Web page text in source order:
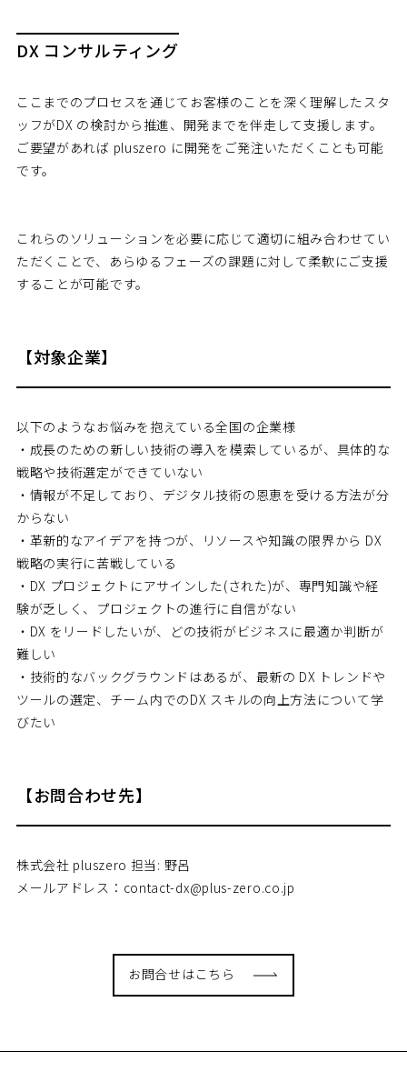
DX コンサルティング
ここまでのプロセスを通じてお客様のことを深く理解したスタ
ッフがDX の検討から推進、開発までを伴走して支援します。
ご要望があれば pluszero に開発をご発注いただくことも可能
です。
これらのソリューションを必要に応じて適切に組み合わせてい
ただくことで、あらゆるフェーズの課題に対して柔軟にご支援
することが可能です。
【対象企業】
以下のようなお悩みを抱えている全国の企業様
・成長のための新しい技術の導入を模索しているが、具体的な
戦略や技術選定ができていない
・情報が不足しており、デジタル技術の恩恵を受ける方法が分
からない
・革新的なアイデアを持つが、リソースや知識の限界から DX
戦略の実行に苦戦している
・DX プロジェクトにアサインした(された)が、専門知識や経
験が乏しく、プロジェクトの進行に自信がない
・DX をリードしたいが、どの技術がビジネスに最適か判断が
難しい
・技術的なバックグラウンドはあるが、最新の DX トレンドや
ツールの選定、チーム内でのDX スキルの向上方法について学
びたい
【お問合わせ先】
株式会社 pluszero 担当: 野呂
メールアドレス：contact-dx@plus-zero.co.jp
お問合せはこちら